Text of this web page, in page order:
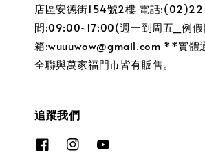
店區安德街154號2樓 電話
間:09:00~17:00(週一到周五_例假
箱:wuuuwow@gmail.com **實體
全聯與萬家福門市皆有販售。
追蹤我們